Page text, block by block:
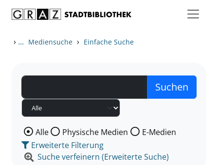
› ... Mediensuche › Einfache Suche
Wählen Sie die Medienart nach der Sie suchen wollen.
Alle Physische Medien
E-Medien
Erweiterte Filterung
Suche verfeinern (Erweiterte Suche)